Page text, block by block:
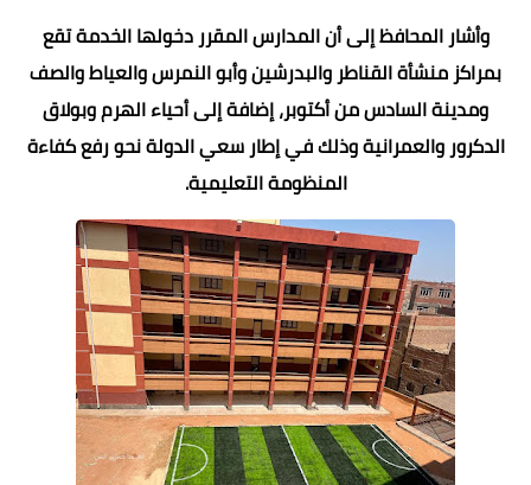
وأشار المحافظ إلى أن المدارس المقرر دخولها الخدمة تقع
بمراكز منشأة القناطر والبدرشين وأبو النمرس والعياط والصف
ومدينة السادس من أكتوبر، إضافة إلى أحياء الهرم وبولاق
الدكرور والعمرانية وذلك في إطار سعي الدولة نحو رفع كفاءة
المنظومة التعليمية.